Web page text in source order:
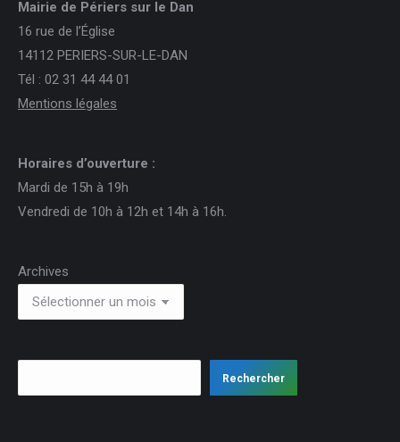
Mairie de Périers sur le Dan
16 rue de l’Église
14112 PERIERS-SUR-LE-DAN
Tél : 02 31 44 44 01
Mentions légales
Horaires d’ouverture :
Mardi de 15h à 19h
Vendredi de 10h à 12h et 14h à 16h.
Archives
Rechercher